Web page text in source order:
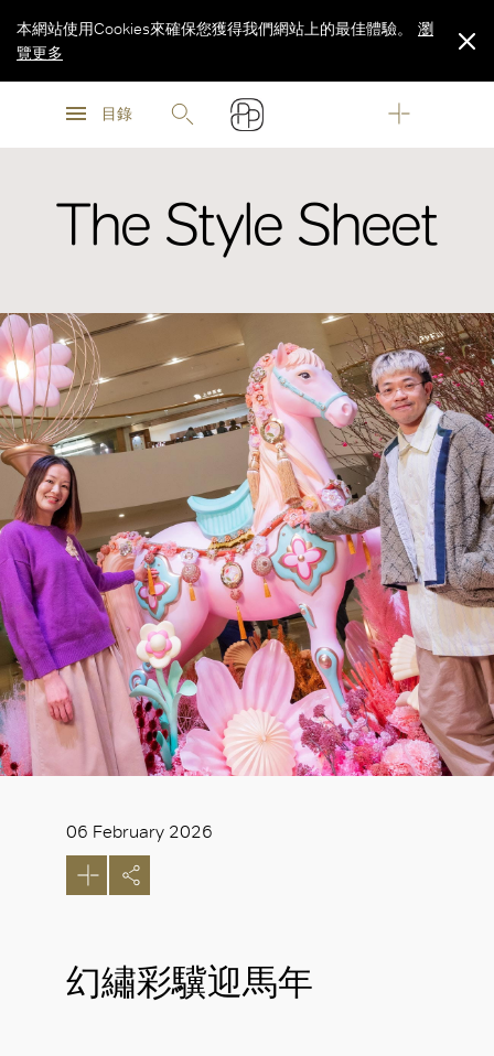
瀏
目錄
本網站使用Cookies來確保您獲得我們網站上的最佳體驗。
瀏
覽更多
The Style Sheet
06 February 2026
幻繡彩驥迎馬年